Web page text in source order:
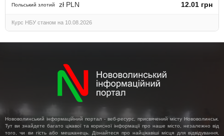
Польський злотий zł PLN 12.01 грн
Курс НБУ станом на 10.08.2026
Нововолинський інформаційний портал - веб-ресурс, присвячений місту Нововолинськ.
Тут ви знайдете багато цікавої та корисної інформації про наше місто, незалежно від
того, чи ви гість або мешканець. Дізнайтеся про найцікавіші місця для відвідування,